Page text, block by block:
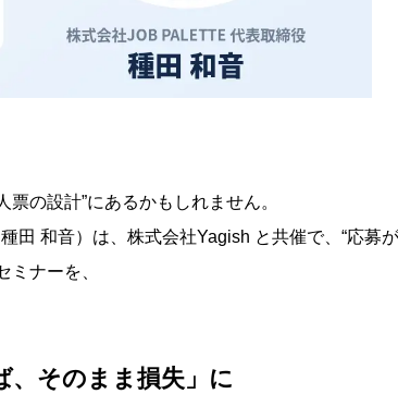
の設計”にあるかもしれません。
田 和音）は、株式会社Yagish と共催で、“応募が
ナーを、
、そのまま損失」に